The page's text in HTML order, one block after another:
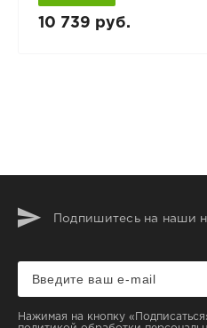
10 739 руб.
Подпишитесь на наши
Нажимая на кнопку